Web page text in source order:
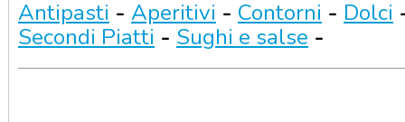
Antipasti - Aperitivi - Contorni - Dolci
Secondi Piatti - Sughi e salse -